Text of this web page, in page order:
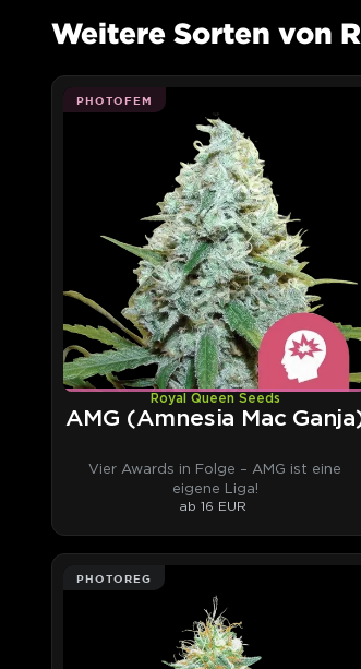
Weitere Sorten von
PHOTOFEM
Royal Queen Seeds
AMG (Amnesia Mac
Vier Awards in Folge – AMG ist eine
eigene Liga!
ab 16 EUR
PHOTOREG